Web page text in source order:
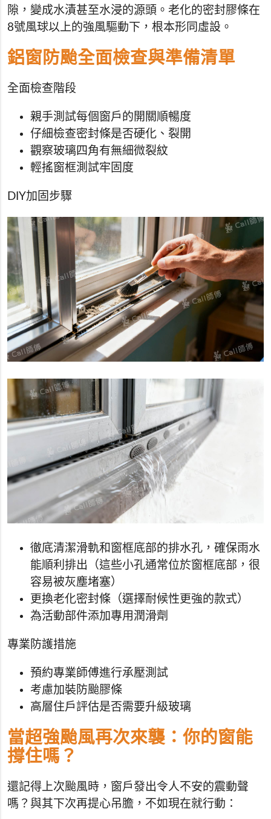
隙，變成水漬甚至水浸的源頭。老化的密封膠條在
8號風球以上的強風驅動下，根本形同虛設。
鋁窗防颱全面檢查與準備清單
全面檢查階段
親手測試每個窗戶的開關順暢度
仔細檢查密封條是否硬化、裂開
觀察玻璃四角有無細微裂紋
輕搖窗框測試牢固度
DIY加固步驟
徹底清潔滑軌和窗框底部的排水孔，確保雨水
能順利排出（這些小孔通常位於窗框底部，很
容易被灰塵堵塞）
更換老化密封條（選擇耐候性更強的款式）
為活動部件添加專用潤滑劑
專業防護措施
預約專業師傅進行承壓測試
考慮加裝防颱膠條
高層住戶評估是否需要升級玻璃
當超強颱風再次來襲：你的窗能
撐住嗎？
還記得上次颱風時，窗戶發出令人不安的震動聲
嗎？與其下次再提心吊膽，不如現在就行動：